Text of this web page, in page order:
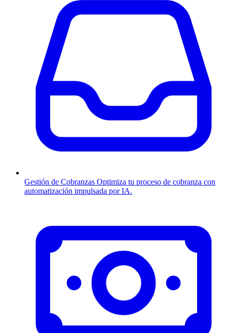
Gestión de Cobranzas Optimiza tu proceso de cobranza con
automatización impulsada por IA.